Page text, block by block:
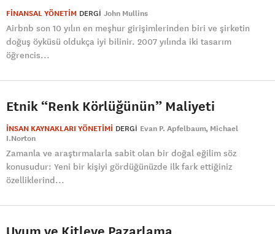
FİNANSAL YÖNETİM DERGI John Mullins
Airbnb son 10 yılın en meşhur girişimlerinden biri ve şirketin
doğuş öyküsü oldukça iyi bilinir. 2007 yılında iki tasarım
öğrencis...
Etnik “Renk Körlüğünün” Maliyeti
İNSAN KAYNAKLARI YÖNETİMİ DERGI Evan P. Apfelbaum Michael
I.Norton
Zamanla ve araştırmalarla sabit olan bir doğal eğilim söz
konusudur: Yeni bir kişiyi gördüğünüzde ilk fark ettiğiniz
özelliklerind...